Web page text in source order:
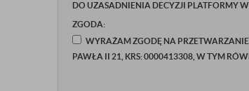
DO UZASADNIENIA DECYZJI PLATFORMY
ZGODA:
WYRAŻAM ZGODĘ NA
PAWŁA II 21, KRS: 0000413308, W TYM